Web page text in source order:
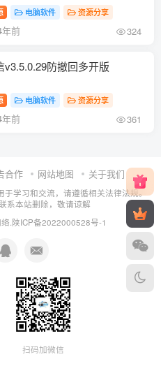
电脑软件 资源分享
年前 324
v3.5.0.29防撤回多开版
电脑软件 资源分享
年前 361
合作 网站地图 关于我们
学习和交流，请遵循相关法律法规。
系本站删除，敬请谅解
陕ICP备2022000528号-1
扫码加微信